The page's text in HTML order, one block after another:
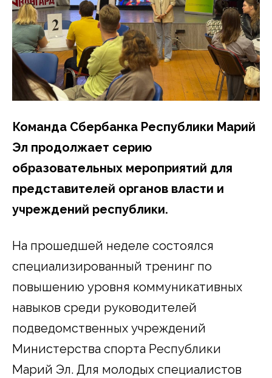
Команда Сбербанка Республики Марий
Эл продолжает серию
образовательных мероприятий для
представителей органов власти и
учреждений республики.
На прошедшей неделе состоялся
специализированный тренинг по
повышению уровня коммуникативных
навыков среди руководителей
подведомственных учреждений
Министерства спорта Республики
Марий Эл. Для молодых специалистов